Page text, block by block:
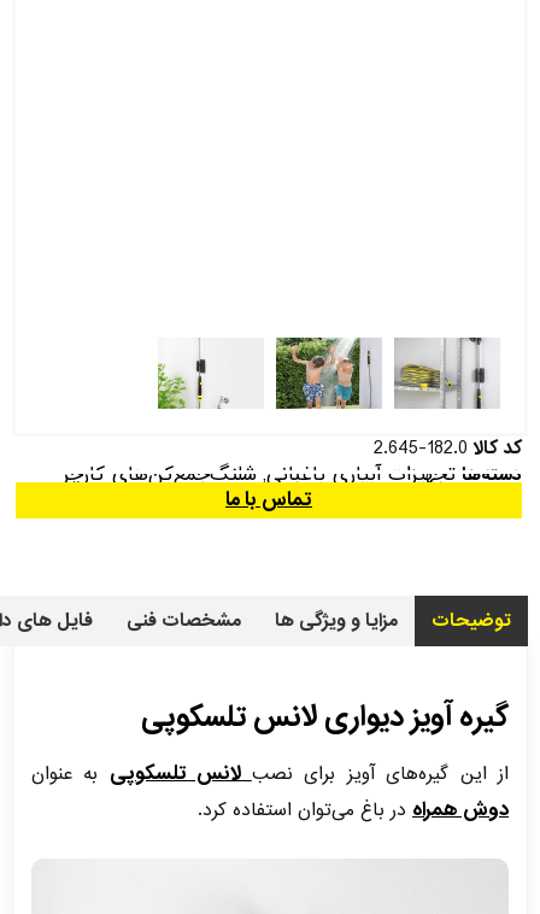
کد کالا 2.645-182.0
دسته‌ها تجهیزات آبیاری باغبانی, شلنگ‌جمع‌کن‌های کارچر
تماس با ما
توضیحات مزایا و ویژگی ها مشخصات فنی فایل های
گیره آویز دیواری لانس تلسکوپی
از این گیره‌های آویز برای نصبلانس تلسکوپی به عنوان
دوش همراه در باغ می‌توان استفاده کرد.